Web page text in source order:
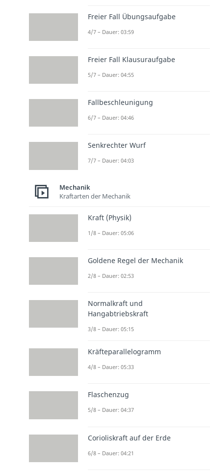
Freier Fall Übungsaufgabe
4/7 – Dauer: 03:59
Freier Fall Klausuraufgabe
5/7 – Dauer: 04:55
Fallbeschleunigung
6/7 – Dauer: 04:46
Senkrechter Wurf
7/7 – Dauer: 04:03
Mechanik
Kraftarten der Mechanik
Kraft (Physik)
1/8 – Dauer: 05:06
Goldene Regel der Mechanik
2/8 – Dauer: 02:53
Normalkraft und
Hangabtriebskraft
3/8 – Dauer: 05:15
Kräfteparallelogramm
4/8 – Dauer: 05:33
Flaschenzug
5/8 – Dauer: 04:37
Corioliskraft auf der Erde
6/8 – Dauer: 04:21